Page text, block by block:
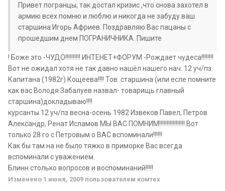
Привет погранцы, так достал кризис ,что снова захотел в
армию всех помню и люблю и никогда не забуду ваш
старшина Игорь Африев. Поздравляю Вас пацаны с
прошедшим днем ПОГРАНИЧНИКА. Пишите
! Боже это -ЧУДО!!!!!!!!!! ИНТЕНЕТ+ФОРУМ -Рождает чудеса!!!!!!!!
Вот не ожидал хотя не так давно нашёл нашего нач. 12 уч/пз.
Капитана (1982г) Кощеева!!!! Тов. старшина (или есле помните
как вас Володя Забалуев назвал- товарищь главный
старшина)докладываю!!!!
курсанты 12 уч/пз весна-осень 1982 Извеков Павел, Петров
Александр, Ренат Исламов МЫ ВАС ПОМНИМ!!!!!!!!!!!!!!!!! Вот
только 28 го с Петровым о ВАС вспоминали!!!!!!
Как бы там на не было тяжко в приморке Вас всегда
вспоминали с уважением.
Блинн столько вопросов и воспоминаний!!!!!
Изменено 1 июня, 2009 пользователем комтех